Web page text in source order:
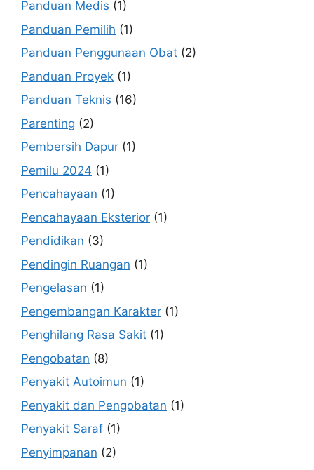
Panduan Medis (1)
Panduan Pemilih (1)
Panduan Penggunaan Obat (2)
Panduan Proyek (1)
Panduan Teknis (16)
Parenting (2)
Pembersih Dapur (1)
Pemilu 2024 (1)
Pencahayaan (1)
Pencahayaan Eksterior (1)
Pendidikan (3)
Pendingin Ruangan (1)
Pengelasan (1)
Pengembangan Karakter (1)
Penghilang Rasa Sakit (1)
Pengobatan (8)
Penyakit Autoimun (1)
Penyakit dan Pengobatan (1)
Penyakit Saraf (1)
Penyimpanan (2)